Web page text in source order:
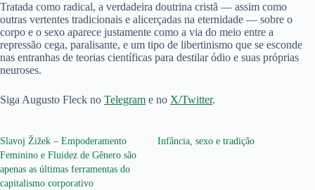
Tratada como radical, a verdadeira doutrina cristã — assim como
outras vertentes tradicionais e alicerçadas na eternidade — sobre o
corpo e o sexo aparece justamente como a via do meio entre a
repressão cega, paralisante, e um tipo de libertinismo que se esconde
nas entranhas de teorias científicas para destilar ódio e suas próprias
neuroses.
Siga Augusto Fleck no Telegram e no X/Twitter.
Slavoj Žižek – Empoderamento
Feminino e Fluidez de Gênero são
apenas as últimas ferramentas do
capitalismo corporativo
Infância, sexo e tradição